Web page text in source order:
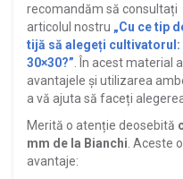
recomandăm să consultați
articolul nostru „Cu ce tip
tijă să alegeți cultivatorul:
30×30?” . În acest
avantajele și utilizarea
a vă ajuta să faceți
Merită o atenție deosebită
mm de la Bianchi . Aceste
avantaje: